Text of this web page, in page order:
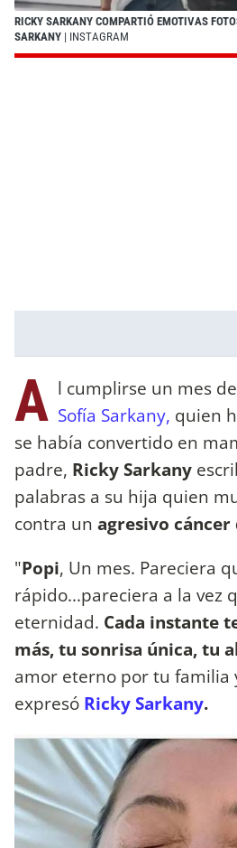
RICKY SARKANY COMPARTIÓ EMOTIVAS
SARKANY | INSTAGRAM
A l cumplirse un mes
Sofía Sarkany, quien
se había convertido en
padre, Ricky Sarkany
palabras a su hija quien
contra un agresivo
"Popi, Un mes. Pareciera
rápido...pareciera a la vez
eternidad. Cada instante
más, tu sonrisa única, tu
amor eterno por tu familia
expresó Ricky Sarkany.